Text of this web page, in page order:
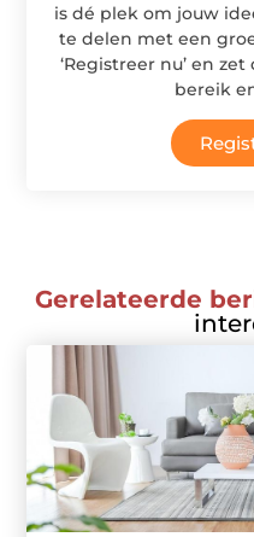
is dé plek om jouw
te delen met een
‘Registreer nu’ en
bereik
Gerelateerde